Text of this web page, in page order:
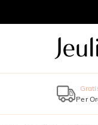
Per